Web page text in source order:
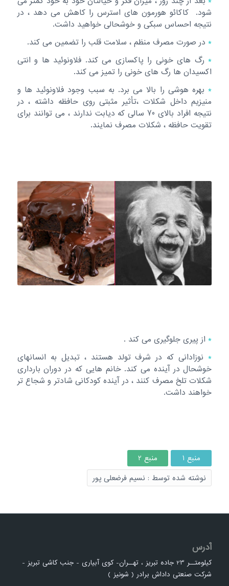
شود. کاکائو هورمون های استرس را کاهش می دهد ، در
نتیجه احساس سبکی و خوشحالی خواهید داشت.
* در صورت مصرف منظم ، سلامت قلب را تضمین می کند.
* رگ های خونی را پاکسازی می کند. فلاونوئید ها و انتی
اکسیدان ها رگ های خونی را تمیز می کند.
* بهره هوشی را بالا می برد. به سبب وجود فلاونوئید ها و
منیزیم داخل شکلات ،تأثیر مثبتی روی حافظه داشته ، در
نتیجه افراد بالای 70 سالی که دیابت ندارند ، می توانند برای
تقویت حافظه ، شکلات مصرف نمایند.
* از پیری جلوگیری می کند .
* نوزادانی که در شرف تولد هستند ، تبدیل به انسانهای
خوشحال در آینده می کند. خانم هایی که در دوران بارداری
شکلات تلخ مصرف کنند ، در آینده کودکانی شادتر و شجاع تر
خواهند داشت.
منبع 1
منبع 2
نوشته شده توسط : نسیم فرضعلی پور
آدرس
کیلومتــر 23 جاده تبریز ، تهــران- کوی آبیاری - جنب کاشی تبریز -
شرکت صنعتی داداش برادر ( شونیز )